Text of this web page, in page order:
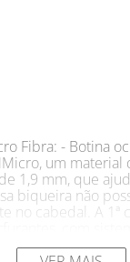
Fibra: -
um
1,9 mm, que
biqueira não
cabedal. A